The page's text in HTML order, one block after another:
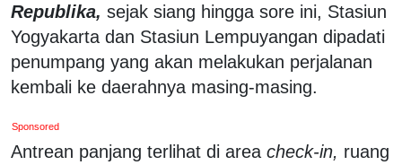
Republika, sejak siang hingga sore ini, Stasiun
Yogyakarta dan Stasiun Lempuyangan dipadati
penumpang yang akan melakukan perjalanan
kembali ke daerahnya masing-masing.
Sponsored
Antrean panjang terlihat di area check-in, ruang